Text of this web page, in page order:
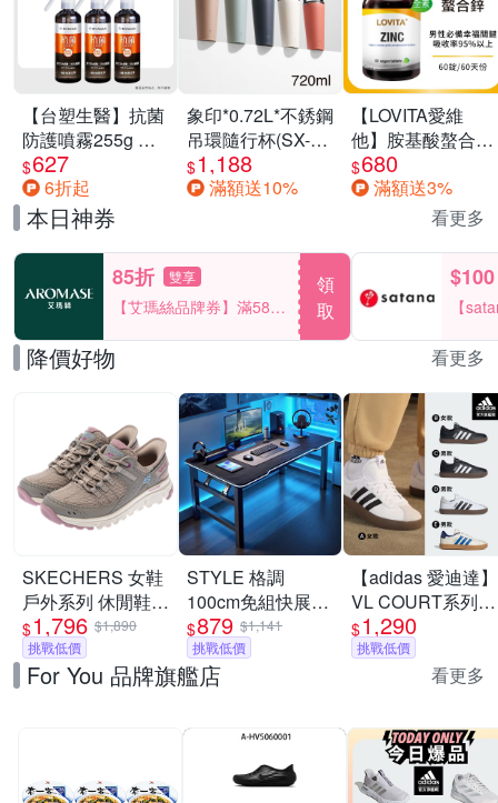
【台塑生醫】抗菌
防護噴霧255g 三
入組
$627
6折起
象印*0.72L*不銹鋼
吊環隨行杯(SX-
LA72H)
$1,188
滿額送10%
【LOVITA愛維
他】胺基酸螯合鋅
x2瓶30mg素食錠
(鋅錠)
$680
滿額送3%
本日神券 看更多
85折 雙享
【艾瑪絲品牌券】滿580
領
取
$100
【
降價好物 看更多
SKECHERS 女鞋
戶外系列 休閒鞋
瞬穿舒適科技
SUMMITS AT -
180270TPMT
$1,796 $1,890
挑戰低價
STYLE 格調
100cm免組快展
Inferno-X 戰影電
競桌/折疊桌/電腦
桌/書桌/辦公桌/學
$879 $1,141
挑戰低價
【adidas 愛迪達】
VL COURT系列
運動休閒鞋 男鞋/
女鞋 (多款任選)
$1,290
挑戰低價
For You 品牌旗艦店 看更多